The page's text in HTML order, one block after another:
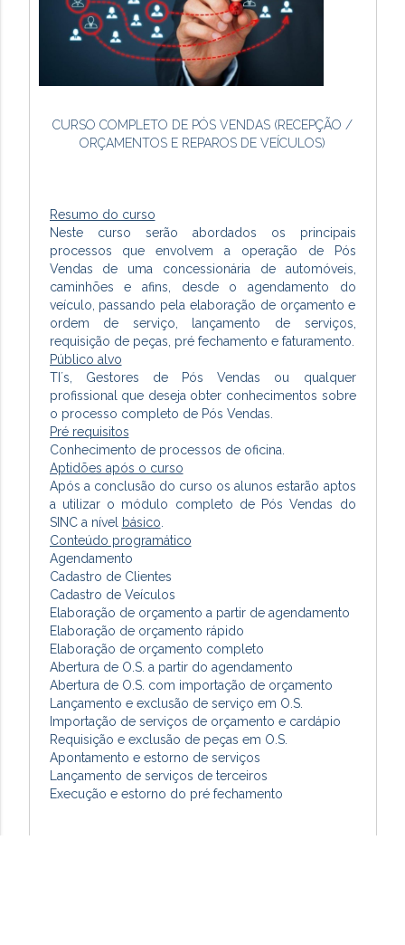
CURSO COMPLETO DE PÓS VENDAS (RECEPÇÃO /
ORÇAMENTOS E REPAROS DE VEÍCULOS)
Resumo do curso
Neste curso serão abordados os principais
processos que envolvem a operação de Pós
Vendas de uma concessionária de automóveis,
caminhões e afins, desde o agendamento do
veículo, passando pela elaboração de orçamento e
ordem de serviço, lançamento de serviços,
requisição de peças, pré fechamento e faturamento.
Público alvo
TI´s, Gestores de Pós Vendas ou qualquer
profissional que deseja obter conhecimentos sobre
o processo completo de Pós Vendas.
Pré requisitos
Conhecimento de processos de oficina.
Aptidões após o curso
Após a conclusão do curso os alunos estarão aptos
a utilizar o módulo completo de Pós Vendas do
SINC a nível
básico
Conteúdo programático
Agendamento
Cadastro de Clientes
Cadastro de Veículos
Elaboração de orçamento a partir de agendamento
Elaboração de orçamento rápido
Elaboração de orçamento completo
Abertura de O.S. a partir do agendamento
Abertura de O.S. com importação de orçamento
Lançamento e exclusão de serviço em O.S.
Importação de serviços de orçamento e cardápio
Requisição e exclusão de peças em O.S.
Apontamento e estorno de serviços
Lançamento de serviços de terceiros
Execução e estorno do pré fechamento